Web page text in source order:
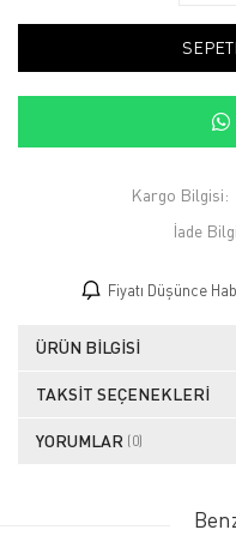
Kargo Bilgisi:
İade
Fiyatı Düşünce
ÜRÜN BILGISI
TAKSIT SEÇENEKLERI
YORUMLAR (0)